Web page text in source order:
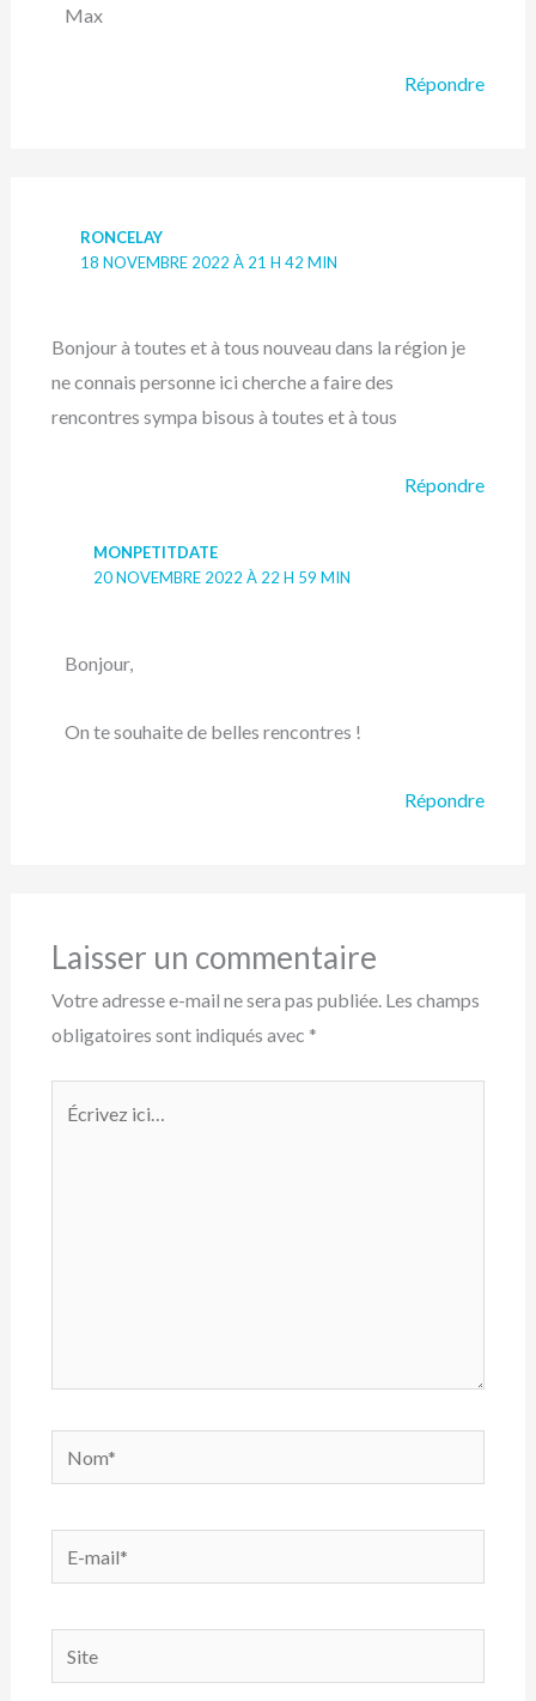
Max
Répondre
RONCELAY
18 NOVEMBRE 2022 À 21 H 42 MIN
Bonjour à toutes et à tous nouveau dans la région je
ne connais personne ici cherche a faire des
rencontres sympa bisous à toutes et à tous
Répondre
MONPETITDATE
20 NOVEMBRE 2022 À 22 H 59 MIN
Bonjour,
On te souhaite de belles rencontres !
Répondre
Laisser un commentaire
Votre adresse e-mail ne sera pas publiée. Les champs
obligatoires sont indiqués avec *
mail*